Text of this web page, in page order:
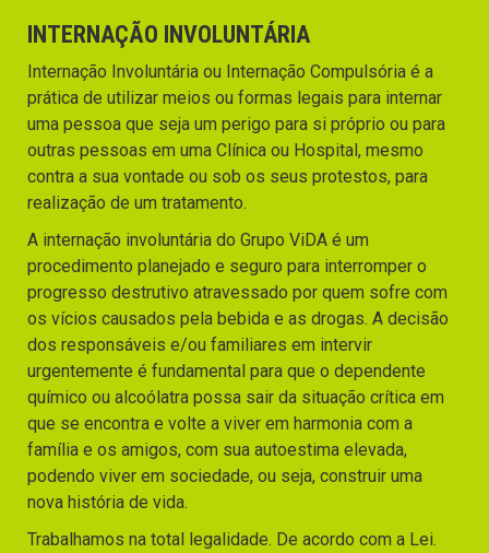
INTERNAÇÃO INVOLUNTÁRIA
Internação Involuntária ou Internação Compulsória é a
prática de utilizar meios ou formas legais para internar
uma pessoa que seja um perigo para si próprio ou para
outras pessoas em uma Clínica ou Hospital, mesmo
contra a sua vontade ou sob os seus protestos, para
realização de um tratamento.
A internação involuntária do Grupo ViDA é um
procedimento planejado e seguro para interromper o
progresso destrutivo atravessado por quem sofre com
os vícios causados pela bebida e as drogas. A decisão
dos responsáveis e/ou familiares em intervir
urgentemente é fundamental para que o dependente
químico ou alcoólatra possa sair da situação crítica em
que se encontra e volte a viver em harmonia com a
família e os amigos, com sua autoestima elevada,
podendo viver em sociedade, ou seja, construir uma
nova história de vida.
Trabalhamos na total legalidade. De acordo com a Lei.